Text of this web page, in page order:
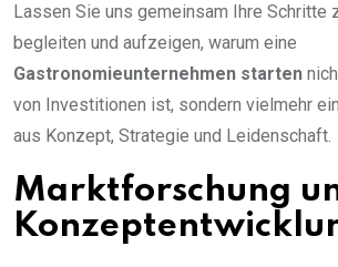
Lassen Sie uns gemeinsam Ihre Schritte
begleiten und aufzeigen, warum eine
Gastronomieunternehmen starten
von Investitionen ist, sondern vielmehr
aus Konzept, Strategie und Leidenschaft.
Marktforschung